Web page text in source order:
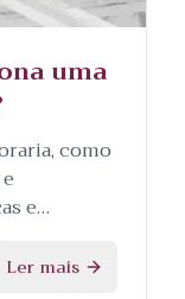
uma
como
e
Ler mais